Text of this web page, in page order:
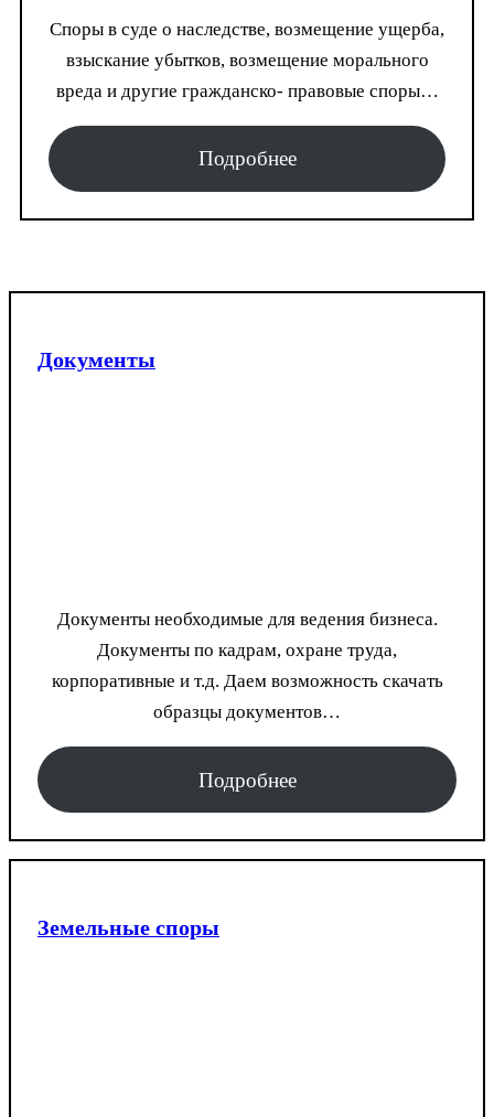
Споры в суде о наследстве, возмещение ущерба,
взыскание убытков, возмещение морального
вреда и другие гражданско- правовые споры…
Подробнее
Документы
Документы необходимые для ведения бизнеса.
Документы по кадрам, охране труда,
корпоративные и т.д. Даем возможность скачать
образцы документов…
Подробнее
Земельные споры